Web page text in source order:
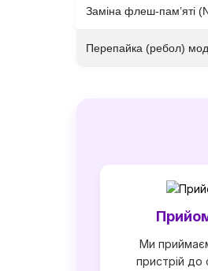
Заміна флеш-пам’яті
Перепайка (ребол)
Ми
пристрій до